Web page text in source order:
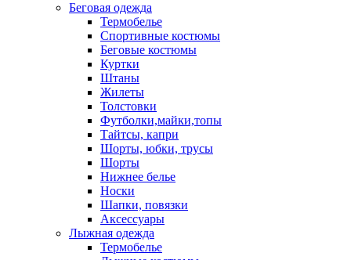
Беговая одежда
Термобелье
Спортивные костюмы
Беговые костюмы
Куртки
Штаны
Жилеты
Толстовки
Футболки,майки,топы
Тайтсы, капри
Шорты, юбки, трусы
Шорты
Нижнее белье
Носки
Шапки, повязки
Аксессуары
Лыжная одежда
Термобелье